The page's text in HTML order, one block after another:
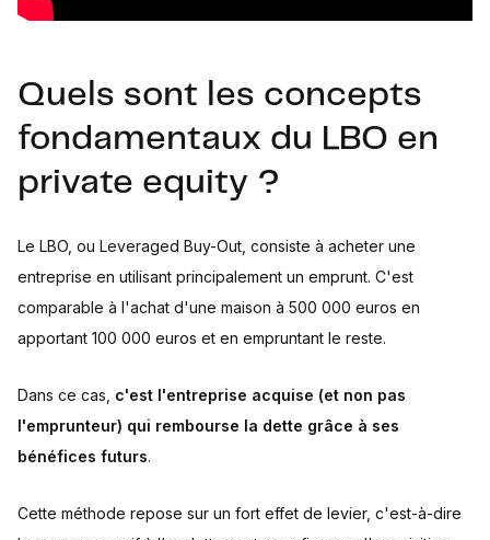
Quels sont les concepts
fondamentaux du LBO en
private equity ?
Le LBO, ou Leveraged Buy-Out, consiste à acheter une
entreprise en utilisant principalement un emprunt. C'est
comparable à l'achat d'une maison à 500 000 euros en
apportant 100 000 euros et en empruntant le reste.
Dans ce cas, c'est l'entreprise acquise (et non pas
l'emprunteur) qui rembourse la dette grâce à ses
bénéfices futurs.
Cette méthode repose sur un fort effet de levier, c'est-à-dire